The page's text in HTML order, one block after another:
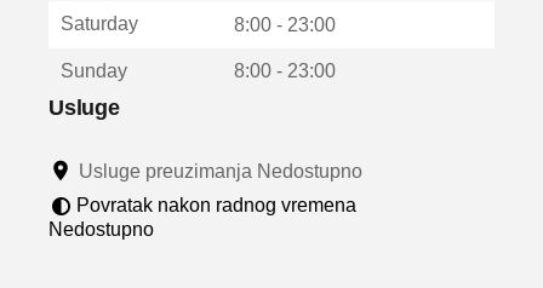
u
Saturday 8:00 - 23:00
Sunday 8:00 - 23:00
Usluge
Usluge preuzimanja Nedostupno
Povratak nakon radnog vremena
Nedostupno